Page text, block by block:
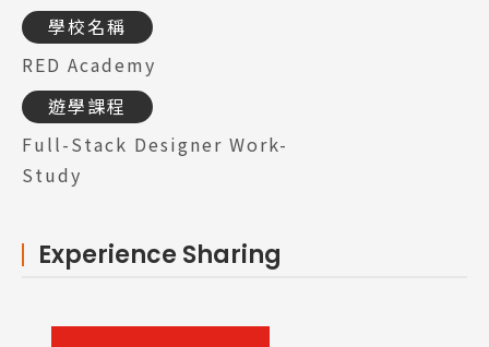
學校名稱
RED Academy
遊學課程
Full-Stack Designer Work-
Study
Experience Sharing